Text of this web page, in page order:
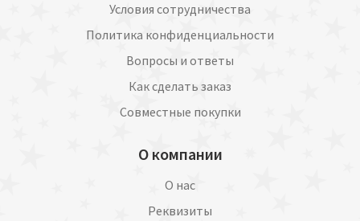
Условия сотрудничества
Политика конфиденциальности
Вопросы и ответы
Как сделать заказ
Совместные покупки
О компании
О нас
Реквизиты